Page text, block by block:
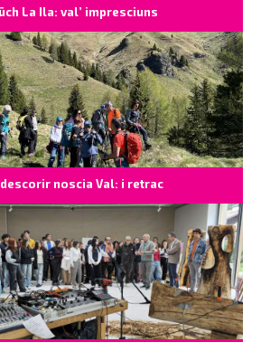
La Ila: val’ impresciuns
noscia Val: i retrac